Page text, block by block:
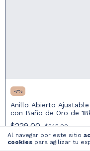
Al navegar por este sitio
cookies para agilizar tu
-7%
Anillo Abierto
con Baño de Oro de
Minimalista Irregular y
$229.00 $245.00